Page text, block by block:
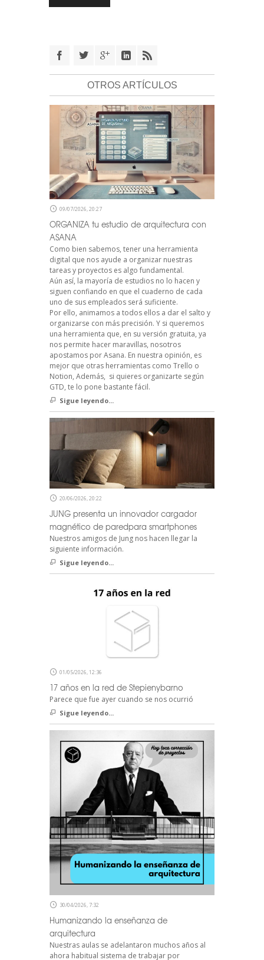
OTROS ARTÍCULOS
09/07/2026, 20:27
ORGANIZA tu estudio de arquitectura con
ASANA
Como bien sabemos, tener una herramienta
digital que nos ayude a organizar nuestras
tareas y proyectos es algo fundamental.
Aún así, la mayoría de estudios no lo hacen y
siguen confiando en que el cuaderno de cada
uno de sus empleados será suficiente.
Por ello, animamos a todos ellos a dar el salto y
organizarse con más precisión. Y si queremos
una herramienta que, en su versión gratuita, ya
nos permite hacer maravillas, nosotros
apostamos por Asana. En nuestra opinión, es
mejor que otras herramientas como Trello o
Notion, Además, si quieres organizarte según
GTD, te lo pone bastante fácil.
Sigue leyendo...
20/06/2026, 20:22
JUNG presenta un innovador cargador
magnético de paredpara smartphones
Nuestros amigos de Jung nos hacen llegar la
siguiente información.
Sigue leyendo...
01/05/2026, 12:36
17 años en la red de Stepienybarno
Parece que fue ayer cuando se nos ocurrió
Sigue leyendo...
30/04/2026, 7:32
Humanizando la enseñanza de
arquitectura
Nuestras aulas se adelantaron muchos años al
ahora habitual sistema de trabajar por